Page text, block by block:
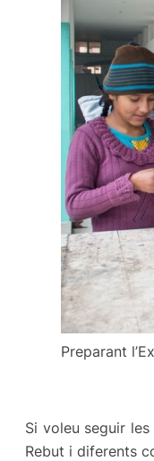
Preparant
Si voleu seguir
Rebut i diferents